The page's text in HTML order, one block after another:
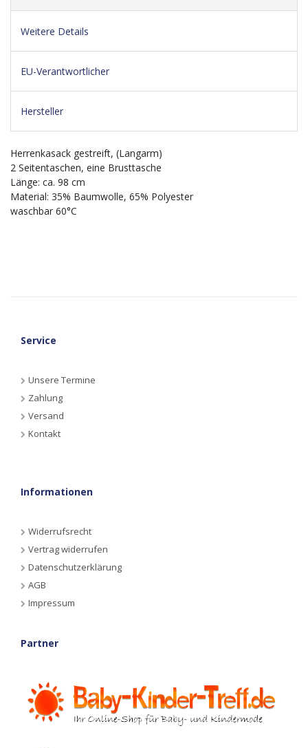
Weitere Details
EU-Verantwortlicher
Hersteller
Herrenkasack gestreift, (Langarm)
2 Seitentaschen, eine Brusttasche
Länge: ca. 98 cm
Material: 35% Baumwolle, 65% Polyester
waschbar 60°C
Service
Unsere Termine
Zahlung
Versand
Kontakt
Informationen
Widerrufsrecht
Vertrag widerrufen
Datenschutzerklärung
AGB
Impressum
Partner